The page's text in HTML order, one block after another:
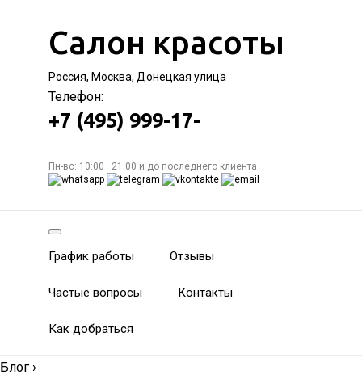
Салон красоты
Россия, Москва, Донецкая улица
Телефон:
+7 (495) 999-17-
Пн-вс: 10:00—21:00 и до последнего клиента
График работы Отзывы
Частые вопросы Контакты
Как добраться
Блог ›